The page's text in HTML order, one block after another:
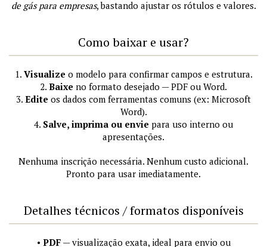
de gás para empresas, bastando ajustar os rótulos e valores.
Como baixar e usar?
1. Visualize o modelo para confirmar campos e estrutura.
2. Baixe no formato desejado — PDF ou Word.
3. Edite os dados com ferramentas comuns (ex: Microsoft
Word).
4. Salve, imprima ou envie para uso interno ou
apresentações.
Nenhuma inscrição necessária. Nenhum custo adicional.
Pronto para usar imediatamente.
Detalhes técnicos / formatos disponíveis
• PDF— visualização exata, ideal para envio ou